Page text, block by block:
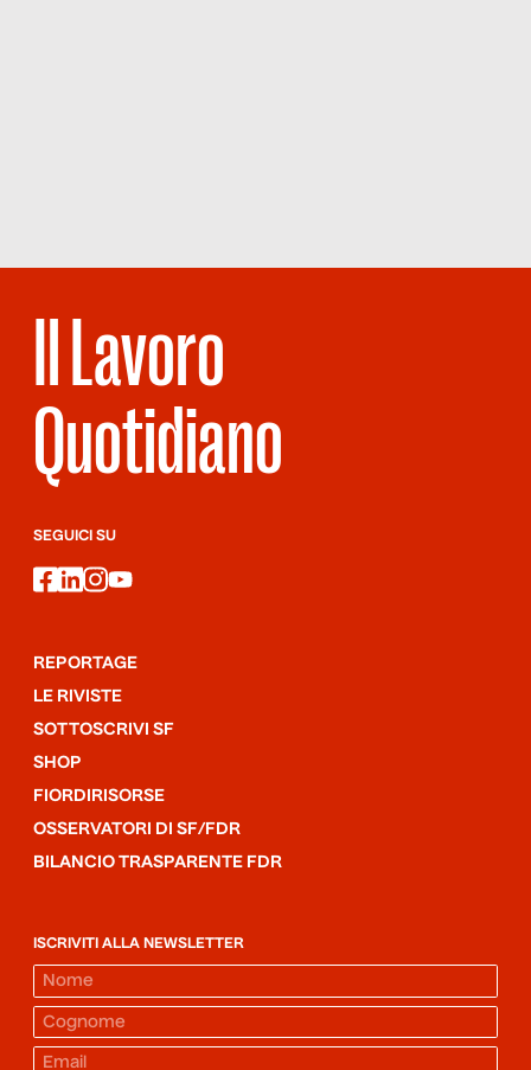
Il Lavoro
Quotidiano
SEGUICI SU
facebook
linkedin
instagram
youtube
REPORTAGE
LE RIVISTE
SOTTOSCRIVI SF
SHOP
FIORDIRISORSE
OSSERVATORI DI SF/FDR
BILANCIO TRASPARENTE FDR
ISCRIVITI ALLA NEWSLETTER